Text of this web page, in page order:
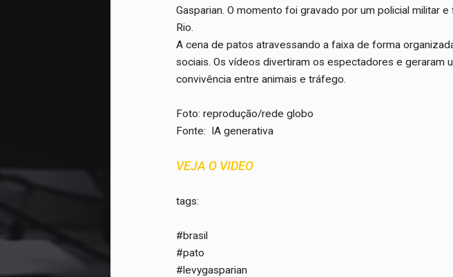
Gasparian. O momento foi gravado por um policial militar
Rio.
A cena de patos atravessando a faixa de forma
sociais. Os vídeos divertiram os espectadores e geraram
convivência entre animais e tráfego.
Foto: reprodução/rede globo
Fonte: IA generativa
VEJA O VIDEO
tags:
#brasil
#pato
#levygasparian